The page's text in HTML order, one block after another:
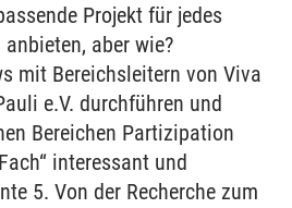
Projekt für jedes
aber wie?
mit Bereichsleitern von Viva
e.V. durchführen und
Bereichen Partizipation
interessant und
5. Von der Recherche zum